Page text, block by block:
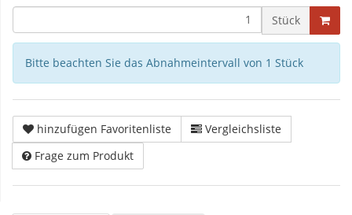
Stück
Bitte beachten Sie das Abnahmeintervall von 1 Stück
hinzufügen Favoritenliste
Vergleichsliste
Frage zum Produkt